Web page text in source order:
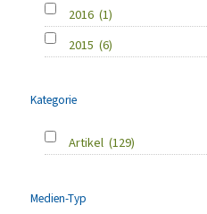
2016 (1)
2015 (6)
Kategorie
Artikel (129)
Medien-Typ